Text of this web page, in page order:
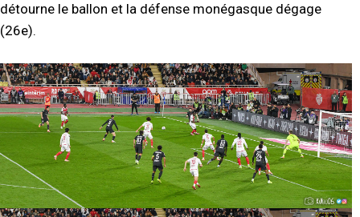
détourne le ballon et la défense monégasque dégage
(26e).